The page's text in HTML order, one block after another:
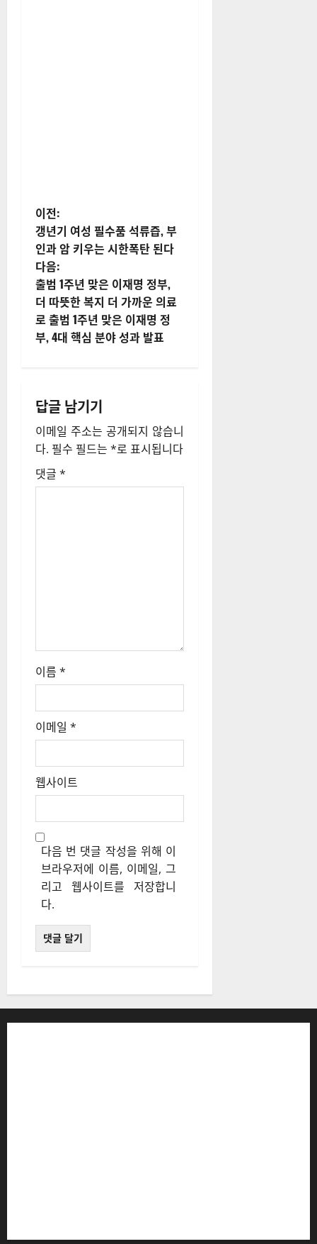
게
시
물
내
비
이
션
이전:
갱년기 여성 필수품 석류즙, 부
인과 암 키우는 시한폭탄 된다
다음:
출범 1주년 맞은 이재명 정부,
더 따뜻한 복지 더 가까운 의료
로 출범 1주년 맞은 이재명 정
부, 4대 핵심 분야 성과 발표
답글 남기기
이메일 주소는 공개되지 않습니
다. 필수 필드는 *로 표시됩니다
댓글 *
이름 *
이메일 *
웹사이트
다음 번 댓글 작성을 위해 이
브라우저에 이름, 이메일, 그
리고 웹사이트를 저장합니
다.